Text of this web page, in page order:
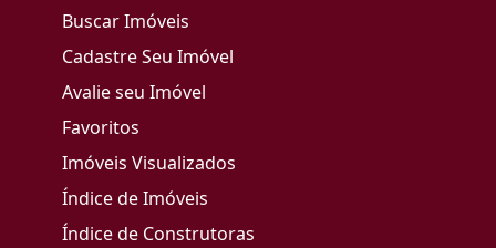
Buscar Imóveis
Cadastre Seu Imóvel
Avalie seu Imóvel
Favoritos
Imóveis Visualizados
Índice de Imóveis
Índice de Construtoras